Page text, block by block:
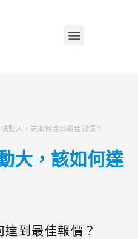
波動大，該如何達到最佳報價？
大，該如何達
到最佳報價？